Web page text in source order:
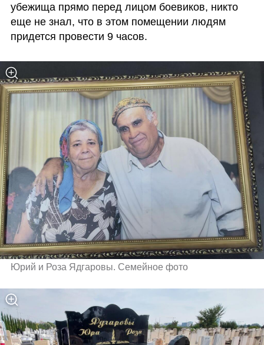
убежища прямо перед лицом боевиков, никто
еще не знал, что в этом помещении людям
придется провести 9 часов.
Юрий и Роза Ядгаровы. Семейное фото